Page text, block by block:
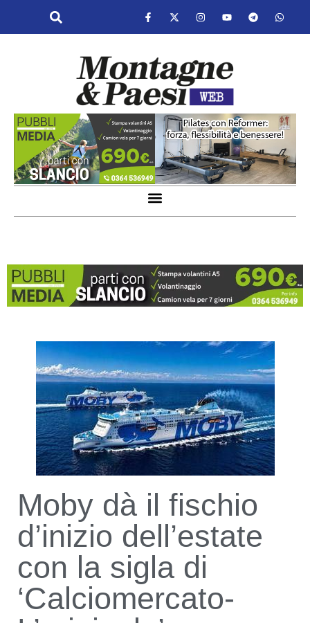
Moby dà il fischio
d’inizio dell’estate
con la sigla di
‘Calciomercato-